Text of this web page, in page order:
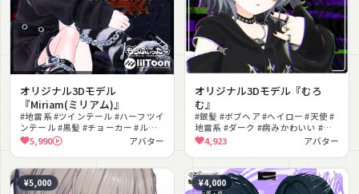
オリジナル3Dモデル
『Miriam(ミリアム)』
#地雷系 #ツインテール #ハーフツイ
ンテール #黒髪 #チョーカー #ルー
ズソックス #ダーク #病みかわいい
#フルトラ #MMD対応
5,990 アバター
オリジナル3Dモデル『むろ
む』
#銀髪 #ボブヘア #ヘイロー #天使 #
地雷系 #ダーク #病みかわいい #包
帯 #ヘアピン #VRChat
4,923 アバター
¥5,000 ¥4,000